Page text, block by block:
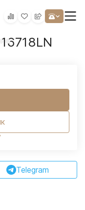
Telegram